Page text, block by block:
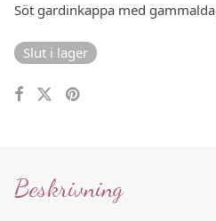
Söt gardinkappa med
Slut i lager
Beskrivning